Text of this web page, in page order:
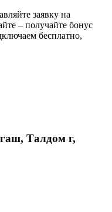
заявку на
– получайте бонус
бесплатно,
Талдом г,